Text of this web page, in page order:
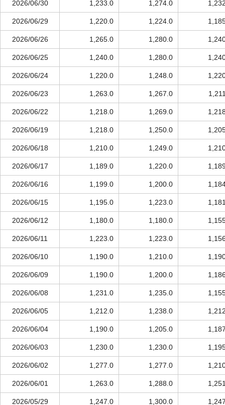
2026/06/30 1,233.0 1,274.0
2026/06/29 1,220.0 1,224.0
2026/06/26 1,265.0 1,280.0
2026/06/25 1,240.0 1,280.0
2026/06/24 1,220.0 1,248.0
2026/06/23 1,263.0 1,267.0
2026/06/22 1,218.0 1,269.0
2026/06/19 1,218.0 1,250.0
2026/06/18 1,210.0 1,249.0
2026/06/17 1,189.0 1,220.0
2026/06/16 1,199.0 1,200.0
2026/06/15 1,195.0 1,223.0
2026/06/12 1,180.0 1,180.0
2026/06/11 1,223.0 1,223.0
2026/06/10 1,190.0 1,210.0
2026/06/09 1,190.0 1,200.0
2026/06/08 1,231.0 1,235.0
2026/06/05 1,212.0 1,238.0
2026/06/04 1,190.0 1,205.0
2026/06/03 1,230.0 1,230.0
2026/06/02 1,277.0 1,277.0
2026/06/01 1,263.0 1,288.0
2026/05/29 1,247.0 1,300.0